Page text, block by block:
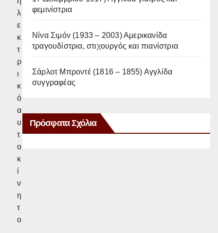
λ
ε
κ
τ
ρ
ι
κ
ό
α
υ
τ
ο
κ
ί
ν
η
τ
ο
φεμινίστρια
Νίνα Σιμόν (1933 – 2003) Αμερικανίδα
τραγουδίστρια, στιχουργός και πιανίστρια
Σάρλοτ Μπροντέ (1816 – 1855) Αγγλίδα
συγγραφέας
Πρόσφατα Σχόλια